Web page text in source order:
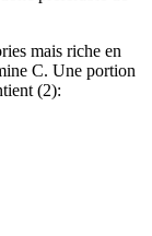
mais riche en
C. Une portion
(2):